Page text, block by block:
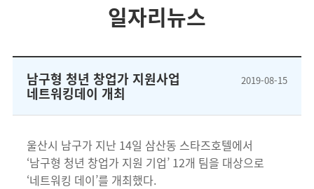
일자리뉴스
남구형 청년 창업가 지원사업
네트워킹데이 개최
2019-08-15
울산시 남구가 지난 14일 삼산동 스타즈호텔에서
‘남구형 청년 창업가 지원 기업’ 12개 팀을 대상으로
‘네트워킹 데이’를 개최했다.